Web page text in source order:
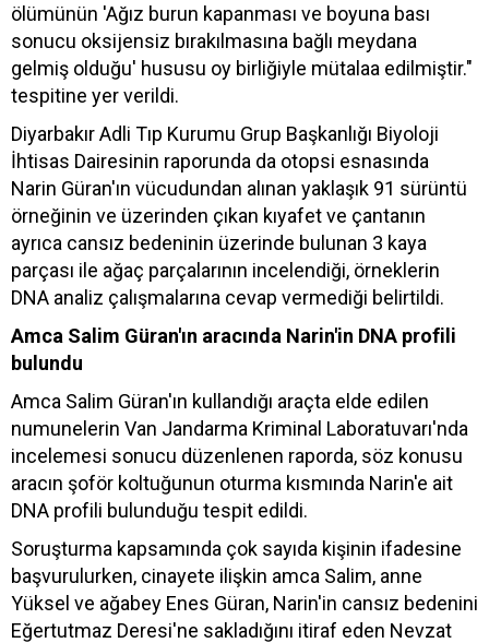
ölümünün 'Ağız burun kapanması ve boyuna bası
sonucu oksijensiz bırakılmasına bağlı meydana
gelmiş olduğu' hususu oy birliğiyle mütalaa edilmiştir."
tespitine yer verildi.
Diyarbakır Adli Tıp Kurumu Grup Başkanlığı Biyoloji
İhtisas Dairesinin raporunda da otopsi esnasında
Narin Güran'ın vücudundan alınan yaklaşık 91 sürüntü
örneğinin ve üzerinden çıkan kıyafet ve çantanın
ayrıca cansız bedeninin üzerinde bulunan 3 kaya
parçası ile ağaç parçalarının incelendiği, örneklerin
DNA analiz çalışmalarına cevap vermediği belirtildi.
Amca Salim Güran'ın aracında Narin'in DNA profili
bulundu
Amca Salim Güran'ın kullandığı araçta elde edilen
numunelerin Van Jandarma Kriminal Laboratuvarı'nda
incelemesi sonucu düzenlenen raporda, söz konusu
aracın şoför koltuğunun oturma kısmında Narin'e ait
DNA profili bulunduğu tespit edildi.
Soruşturma kapsamında çok sayıda kişinin ifadesine
başvurulurken, cinayete ilişkin amca Salim, anne
Yüksel ve ağabey Enes Güran, Narin'in cansız bedenini
Eğertutmaz Deresi'ne sakladığını itiraf eden Nevzat